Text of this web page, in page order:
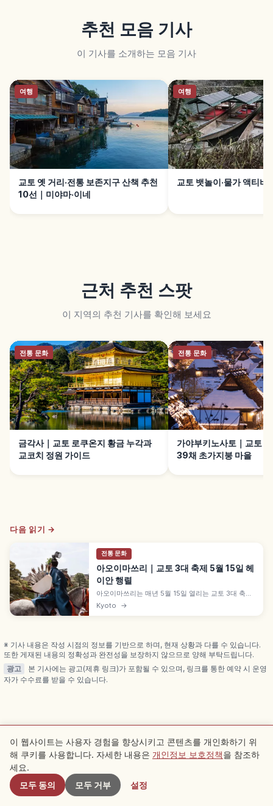
추천 모음 기사
이 기사를 소개하는 모음 기사
여행
교토 옛 거리·전통 보존지구 산책 추천
10선｜미야마·이네
여행
교토 뱃놀이·물가 액티비
근처 추천 스팟
이 지역의 추천 기사를 확인해 보세요
전통 문화
금각사｜교토 로쿠온지 황금 누각과
교코치 정원 가이드
전통 문화
가야부키노사토｜교토
39채 초가지붕 마을
다음 읽기 →
전통 문화
아오이마쓰리｜교토 3대 축제 5월 15일 헤
이안 행렬
아오이마쓰리는 매년 5월 15일 열리는 교토 3대 축제
로, 약 1,500년 역사를 지닌 가미가모·시모가모 신사
제례입니다. 헤이안 시대 의상 약 500명 행렬이 교토
Kyoto →
※ 기사 내용은 작성 시점의 정보를 기반으로 하며, 현재 상황과 다를 수 있습니다.
또한 게재된 내용의 정확성과 완전성을 보장하지 않으므로 양해 부탁드립니다.
광고
본 기사에는 광고(제휴 링크)가 포함될 수 있으며, 링크를 통한 예약 시 운영
자가 수수료를 받을 수 있습니다.
관련 기사
같은 카테고리의 추천 기사를 확인해 보세요
Kyoto
근처 스팟
이 웹사이트는 사용자 경험을 향상시키고 콘텐츠를 개인화하기 위
해 쿠키를 사용합니다. 자세한 내용은 개인정보 보호정책을 참조하
세요.
모두 동의
모두 거부 설정